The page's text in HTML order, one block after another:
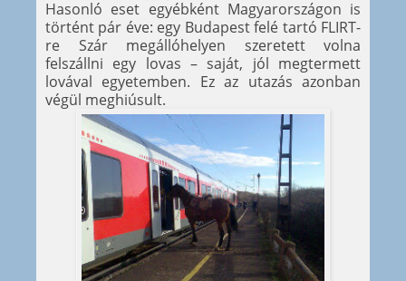
Hasonló eset egyébként Magyarországon is
történt pár éve: egy Budapest felé tartó FLIRT-
re Szár megállóhelyen szeretett volna
felszállni egy lovas – saját, jól megtermett
lovával egyetemben. Ez az utazás azonban
végül meghiúsult.